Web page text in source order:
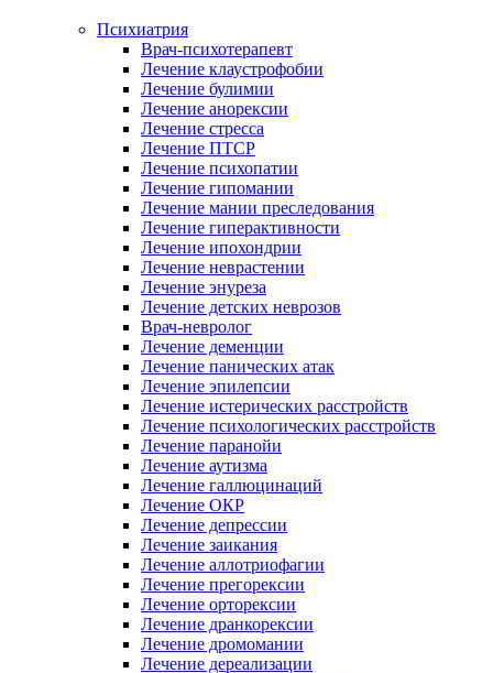
Психиатрия
Врач-психотерапевт
Лечение клаустрофобии
Лечение булимии
Лечение анорексии
Лечение стресса
Лечение ПТСР
Лечение психопатии
Лечение гипомании
Лечение мании преследования
Лечение гиперактивности
Лечение ипохондрии
Лечение неврастении
Лечение энуреза
Лечение детских неврозов
Врач-невролог
Лечение деменции
Лечение панических атак
Лечение эпилепсии
Лечение истерических расстройств
Лечение психологических расстройств
Лечение паранойи
Лечение аутизма
Лечение галлюцинаций
Лечение ОКР
Лечение депрессии
Лечение заикания
Лечение аллотриофагии
Лечение прегорексии
Лечение орторексии
Лечение дранкорексии
Лечение дромомании
Лечение дереализации